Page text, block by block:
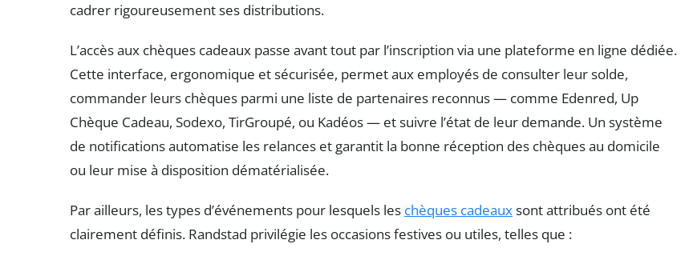
cadrer rigoureusement ses distributions.
L’accès aux chèques cadeaux passe avant tout par l’inscription via une plateforme en ligne dédiée.
Cette interface, ergonomique et sécurisée, permet aux employés de consulter leur solde,
commander leurs chèques parmi une liste de partenaires reconnus — comme Edenred, Up
Chèque Cadeau, Sodexo, TirGroupé, ou Kadéos — et suivre l’état de leur demande. Un système
de notifications automatise les relances et garantit la bonne réception des chèques au domicile
ou leur mise à disposition dématérialisée.
Par ailleurs, les types d’événements pour lesquels les chèques cadeauxsont attribués ont été
clairement définis. Randstad privilégie les occasions festives ou utiles, telles que :